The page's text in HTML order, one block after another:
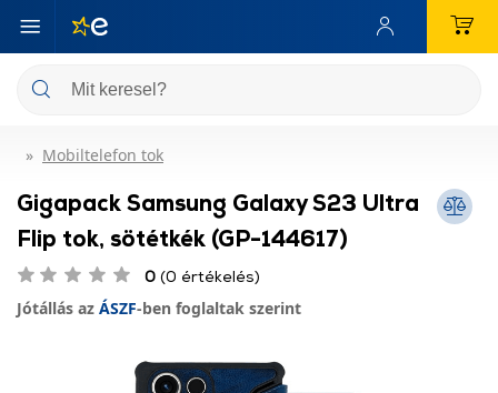
Mobiltelefon tok
Gigapack Samsung Galaxy S23 Ultra
Flip tok, sötétkék (GP-144617)
0 (0 értékelés)
Jótállás az ÁSZF-ben foglaltak szerint